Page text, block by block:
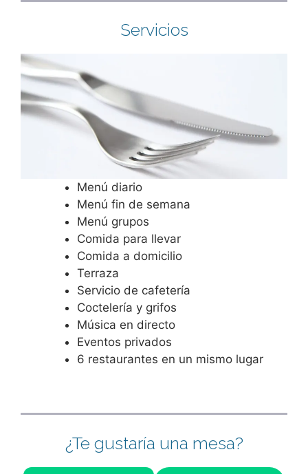
Servicios
Menú diario
Menú fin de semana
Menú grupos
Comida para llevar
Comida a domicilio
Terraza
Servicio de cafetería
Coctelería y grifos
Música en directo
Eventos privados
6 restaurantes en un mismo lugar
¿Te gustaría una mesa?